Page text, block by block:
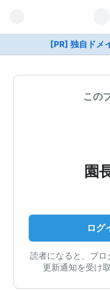
[PR] 独自ドメ
この
園
ログ
読者になると、ブロ
更新通知を受け